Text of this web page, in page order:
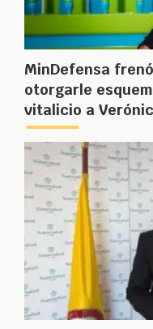
MinDefensa
otorgarle
vitalicio a